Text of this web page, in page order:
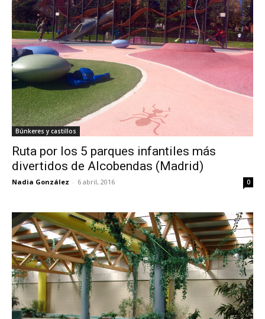
Búnkeres y castillos
Ruta por los 5 parques infantiles más
divertidos de Alcobendas (Madrid)
Nadia González - 6 abril, 2016 0